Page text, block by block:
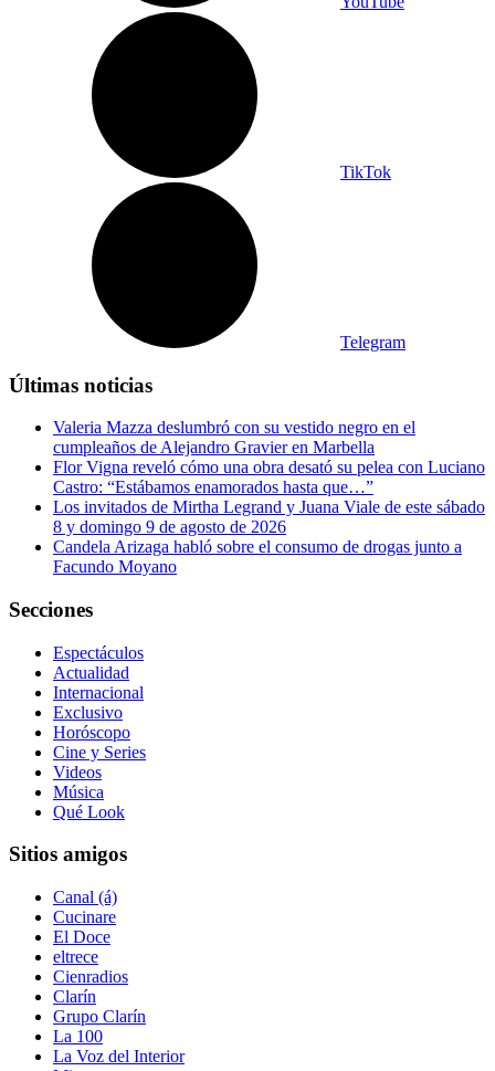
TikTok
Telegram
Últimas noticias
Valeria Mazza deslumbró con su vestido negro en el
cumpleaños de Alejandro Gravier en Marbella
Flor Vigna reveló cómo una obra desató su pelea con Luciano
Castro: “Estábamos enamorados hasta que…”
Los invitados de Mirtha Legrand y Juana Viale de este sábado
8 y domingo 9 de agosto de 2026
Candela Arizaga habló sobre el consumo de drogas junto a
Facundo Moyano
Secciones
Espectáculos
Actualidad
Internacional
Exclusivo
Horóscopo
Cine y Series
Videos
Música
Qué Look
Sitios amigos
Canal (á)
Cucinare
El Doce
eltrece
Cienradios
Clarín
Grupo Clarín
La 100
La Voz del Interior